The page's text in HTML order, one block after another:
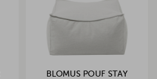
BLOMUS POUF STAY